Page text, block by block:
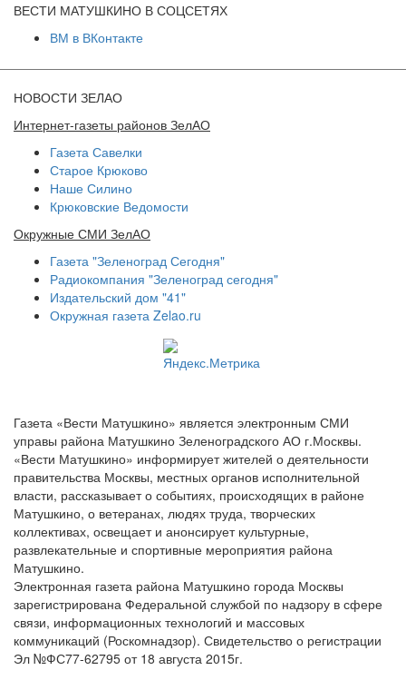
ВЕСТИ МАТУШКИНО В СОЦСЕТЯХ
ВМ в ВКонтакте
НОВОСТИ ЗЕЛАО
Интернет-газеты районов ЗелАО
Газета Савелки
Старое Крюково
Наше Силино
Крюковские Ведомости
Окружные СМИ ЗелАО
Газета "Зеленоград Сегодня"
Радиокомпания "Зеленоград сегодня"
Издательский дом "41"
Окружная газета Zelao.ru
Газета «Вести Матушкино» является электронным СМИ
управы района Матушкино Зеленоградского АО г.Москвы.
«Вести Матушкино» информирует жителей о деятельности
правительства Москвы, местных органов исполнительной
власти, рассказывает о событиях, происходящих в районе
Матушкино, о ветеранах, людях труда, творческих
коллективах, освещает и анонсирует культурные,
развлекательные и спортивные мероприятия района
Матушкино.
Электронная газета района Матушкино города Москвы
зарегистрирована Федеральной службой по надзору в сфере
связи, информационных технологий и массовых
коммуникаций (Роскомнадзор). Свидетельство о регистрации
Эл №ФС77-62795 от 18 августа 2015г.